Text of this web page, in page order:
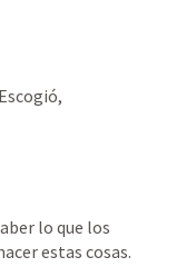
lo que los
estas cosas.